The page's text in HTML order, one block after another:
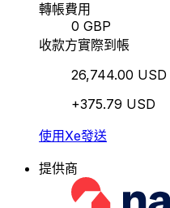
轉帳費用
0 GBP
收款方實際到帳
26,744.00 USD
+375.79 USD
使用Xe發送
提供商